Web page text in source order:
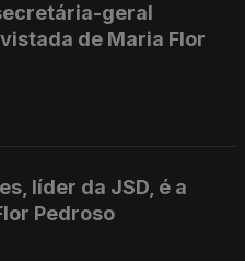
geral
de Maria Flor
líder da JSD, é a
Pedroso